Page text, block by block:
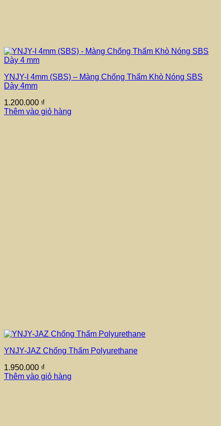
YNJY-I 4mm (SBS) – Màng Chống Thấm Khò Nóng SBS
Dày 4mm
1.200.000 ₫
Thêm vào giỏ hàng
YNJY-JAZ Chống Thấm Polyurethane
1.950.000 ₫
Thêm vào giỏ hàng